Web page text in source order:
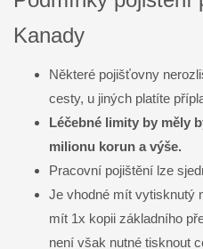
Kanady
Některé pojišťovny
cesty, u jiných platíte
Léčebné limity by měly
milionu korun a výše.
Pracovní pojištění lze
Je vhodné mít vytisknutý
mít 1x kopii základního
není však nutné tisknout